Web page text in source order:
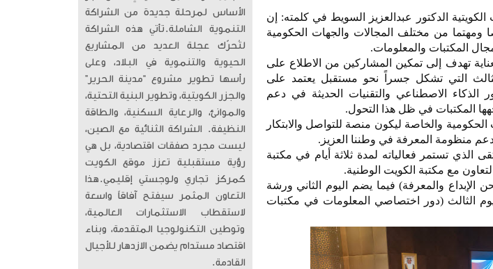
الدكتور عبدالعزيز السويط في كلمته: إن
ثلاثة أيام بمشاركة اكثر من 350 متخصصا ومهتما من مختلف المجالات والجهات الحكومية
المكتبات والمعلومات.
تهدف إلى تمكين المشاركين من الاطلاع على
التي تشكل جسراً نحو مستقبل يعتمد على
الذكاء الاصطناعي والتقنيات الحديثة في دعم
المكتبات في ظل هذا التحول.
والخاصة ليكون منصة للتواصل والابتكار
منظومة المعرفة في وطننا العزيز.
الذي تستمر فعالياته لمدة ثلاثة أيام في مكتبة
مع مكتبة الكويت الوطنية.
الإبداع والمعرفة) فيما يضم اليوم الثاني ورشة
الثالث (دور اختصاصي المعلومات في مكتبات
الأساس لمرحلة جديدة من الشراكة
التنموية الشاملة. ​تأتي هذه الشراكة
لتُحرّك عجلة العديد من المشاريع
الحيوية والتنموية في البلاد، وعلى
رأسها تطوير مشروع “مدينة الحرير”
والجزر الكويتية، وتطوير البنية التحتية،
والموانئ، والرعاية السكنية، والطاقة
النظيفة. الشراكة الثنائية مع الصين،
ليست مجرد صفقات اقتصادية، بل هي
رؤية مستقبلية تعزز موقع الكويت
كمركز تجاري ولوجستي إقليمي. ​هذا
التعاون المثمر سيفتح آفاقاً واسعة
لاستقطاب الاستثمارات العالمية،
وتوطين التكنولوجيا المتقدمة، وبناء
اقتصاد مستدام يضمن الازدهار للأجيال
القادمة.